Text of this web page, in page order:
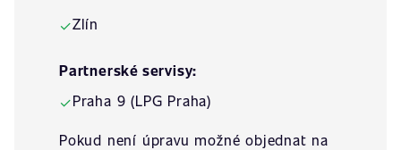
✓Zlín
Partnerské servisy:
✓Praha 9 (LPG Praha)
Pokud není úpravu možné objednat na